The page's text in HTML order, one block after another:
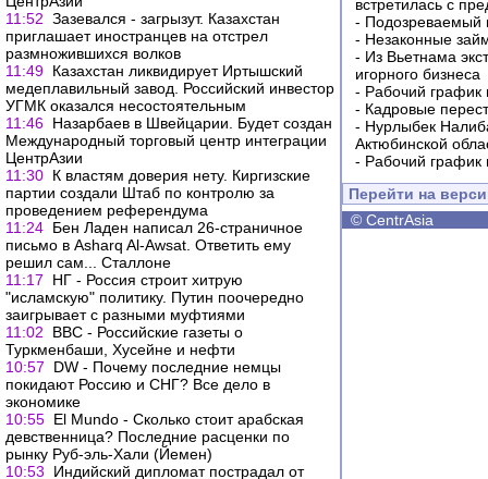
11:52 Зазевался - загрызут. Казахстан
приглашает иностранцев на отстрел
размножившихся волков
11:49 Казахстан ликвидирует Иртышский
медеплавильный завод. Российский инвестор
УГМК оказался несостоятельным
11:46 Назарбаев в Швейцарии. Будет создан
Международный торговый центр интеграции
ЦентрАзии
11:30 К властям доверия нету. Киргизские
партии создали Штаб по контролю за
проведением референдума
11:24 Бен Ладен написал 26-страничное
письмо в Asharq Al-Awsat. Ответить ему
решил сам... Сталлоне
11:17
НГ - Россия строит хитрую
"исламскую" политику. Путин поочередно
заигрывает с разными муфтиями
11:02
BBC - Российские газеты о
Туркменбаши, Хусейне и нефти
10:57
DW - Почему последние немцы
покидают Россию и СНГ? Все дело в
экономике
10:55 El Mundo - Сколько стоит арабская
девственница? Последние расценки по
рынку Руб-эль-Хали (Йемен)
10:53
Индийский дипломат пострадал от
встретилась с
- Подозреваемый
- Незаконные
- Из Вьетнама
игорного бизнеса
- Рабочий график
- Кадровые
- Нурлыбек
Актюбинской
- Рабочий график
Перейти на
© CentrAsia